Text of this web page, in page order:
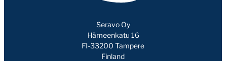
Seravo Oy
Hämeenkatu 16
FI-33200 Tampere
Finland